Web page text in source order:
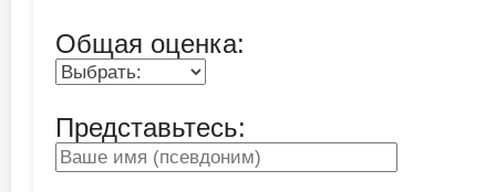
Общая оценка:
Представьтесь: